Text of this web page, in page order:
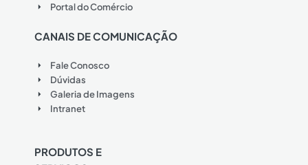
Portal do Comércio
CANAIS DE COMUNICAÇÃO
Fale Conosco
Dúvidas
Galeria de Imagens
Intranet
PRODUTOS E